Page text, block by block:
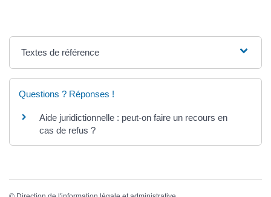
Textes de référence
Questions ? Réponses !
Aide juridictionnelle : peut-on faire un recours en
cas de refus ?